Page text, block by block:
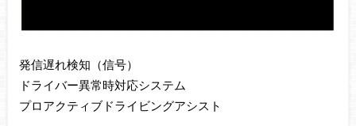
発信遅れ検知（信号）
ドライバー異常時対応システム
プロアクティブドライビングアシスト